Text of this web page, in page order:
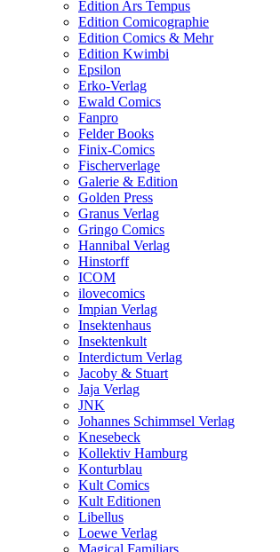
Edition Ars Tempus
Edition Comicographie
Edition Comics & Mehr
Edition Kwimbi
Epsilon
Erko-Verlag
Ewald Comics
Fanpro
Felder Books
Finix-Comics
Fischerverlage
Galerie & Edition
Golden Press
Granus Verlag
Gringo Comics
Hannibal Verlag
Hinstorff
ICOM
ilovecomics
Impian Verlag
Insektenhaus
Insektenkult
Interdictum Verlag
Jacoby & Stuart
Jaja Verlag
JNK
Johannes Schimmsel Verlag
Knesebeck
Kollektiv Hamburg
Konturblau
Kult Comics
Kult Editionen
Libellus
Loewe Verlag
Magical Familiars